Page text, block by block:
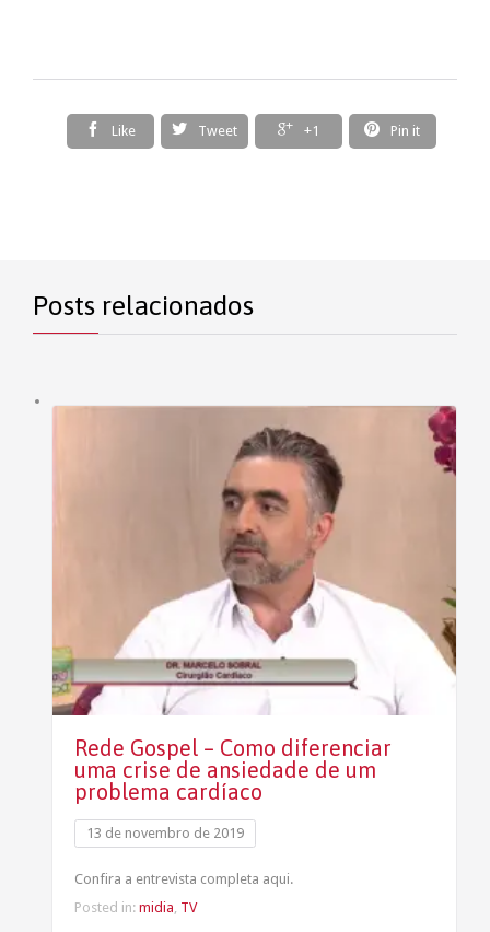
 Like  Tweet  +1  Pin it
Posts relacionados
Rede Gospel – Como diferenciar
uma crise de ansiedade de um
problema cardíaco
13 de novembro de 2019
Confira a entrevista completa aqui.
Posted in: midia, TV